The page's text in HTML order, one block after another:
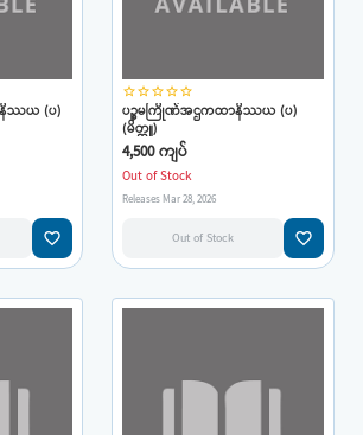
နိဿယ (ပ)
favorite_border
star_borderstar_borderstar_borderstar_borderstar_border
ပဉ္စမကြိုဏ်အဌကထာနိဿယ (ပ)
(မိတ္တူ)
4,500 ကျပ်
Out of Stock
Releases Mar 28, 2026
Out of Stock favorite_border